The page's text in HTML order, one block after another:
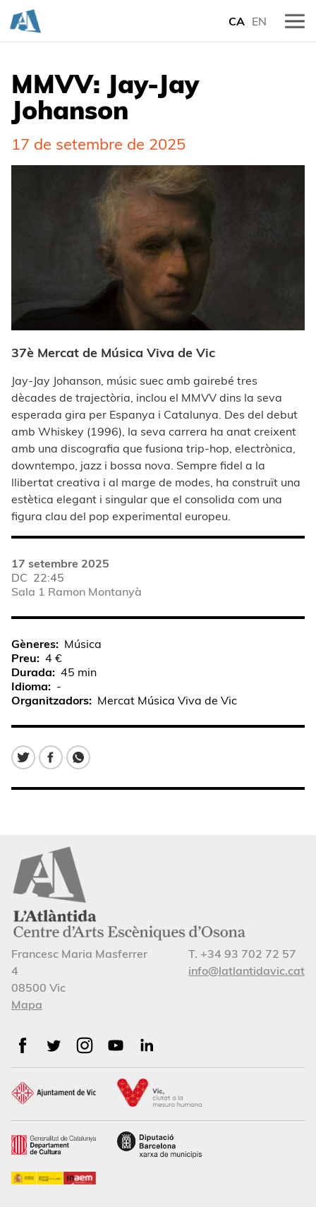
CA EN
MMVV: Jay-Jay
Johanson
17 de setembre de 2025
37è Mercat de Música Viva de Vic
Jay-Jay Johanson, músic suec amb gairebé tres
dècades de trajectòria, inclou el MMVV dins la seva
esperada gira per Espanya i Catalunya. Des del debut
amb Whiskey (1996), la seva carrera ha anat creixent
amb una discografia que fusiona trip-hop, electrònica,
downtempo, jazz i bossa nova. Sempre fidel a la
llibertat creativa i al marge de modes, ha construït una
estètica elegant i singular que el consolida com una
figura clau del pop experimental europeu.
17 setembre 2025
DC 22:45
Sala 1 Ramon Montanyà
Gèneres
Música
Preu
4 €
Durada
45 min
Idioma
-
Organitzadors
Mercat Música Viva de Vic
Francesc Maria Masferrer
4
08500 Vic
Mapa
T. +34 93 702 72 57
info@latlantidavic.cat